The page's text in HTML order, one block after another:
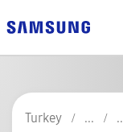
Turkey